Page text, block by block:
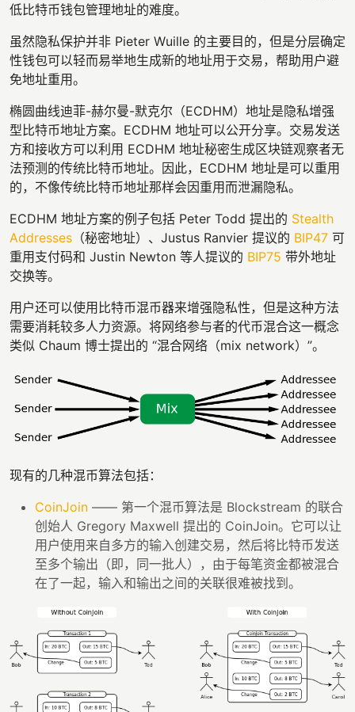
低比特币钱包管理地址的难度。
虽然隐私保护并非 Pieter Wuille 的主要目的，但是分层确定
性钱包可以轻而易举地生成新的地址用于交易，帮助用户避
免地址重用。
椭圆曲线迪菲-赫尔曼-默克尔（ECDHM）地址是隐私增强
型比特币地址方案。ECDHM 地址可以公开分享。交易发送
方和接收方可以利用 ECDHM 地址秘密生成区块链观察者无
法预测的传统比特币地址。因此，ECDHM 地址是可以重用
的，不像传统比特币地址那样会因重用而泄漏隐私。
ECDHM 地址方案的例子包括 Peter Todd 提出的 Stealth
Addresses （秘密地址）、Justus Ranvier 提议的 BIP47 可
重用支付码和 Justin Newton 等人提议的 BIP75 带外地址
交换等。
用户还可以使用比特币混币器来增强隐私性，但是这种方法
需要消耗较多人力资源。将网络参与者的代币混合这一概念
类似 Chaum 博士提出的 “混合网络（mix network）”。
现有的几种混币算法包括：
CoinJoin —— 第一个混币算法是 Blockstream 的联合
创始人 Gregory Maxwell 提出的 CoinJoin。它可以让
用户使用来自多方的输入创建交易，然后将比特币发送
至多个输出（即，同一批人），由于每笔资金都被混合
在了一起，输入和输出之间的关联很难被找到。